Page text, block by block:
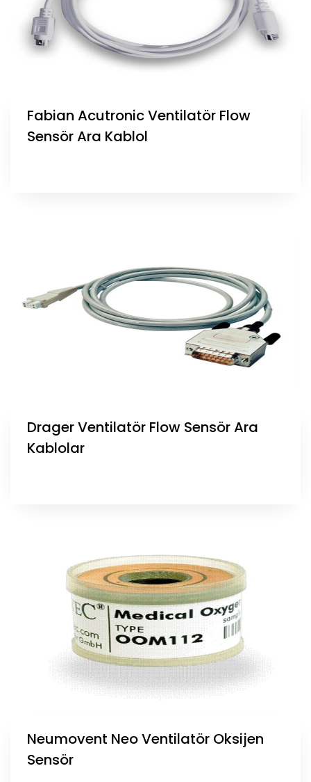
Fabian Acutronic Ventilatör Flow
Sensör Ara Kablol
Drager Ventilatör Flow Sensör Ara
Kablolar
Neumovent Neo Ventilatör Oksijen
Sensör